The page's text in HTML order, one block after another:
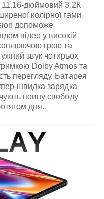
дюймовий 3.2К
колірної гами
допоможе
відео у високій
грою та
звук чотирьох
Dolby Atmos та
перегляду. Батарея
швидка зарядка
повну свободу
дня.